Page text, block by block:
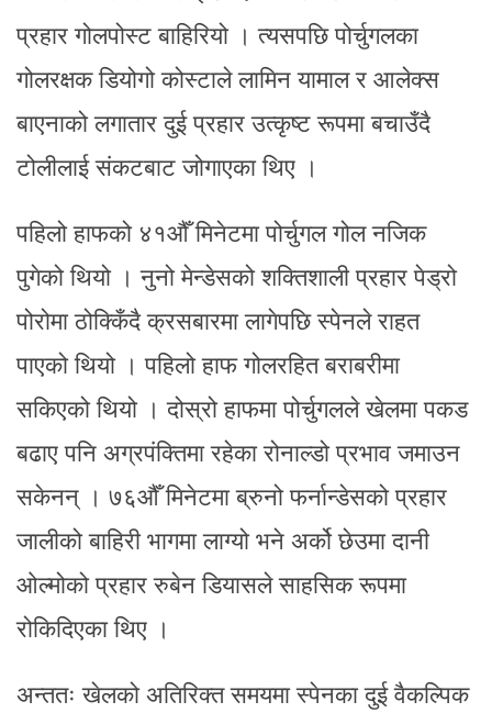
प्रहार गोलपोस्ट बाहिरियो । त्यसपछि पोर्चुगलका
गोलरक्षक डियोगो कोस्टाले लामिन यामाल र आलेक्स
बाएनाको लगातार दुई प्रहार उत्कृष्ट रूपमा बचाउँदै
टोलीलाई संकटबाट जोगाएका थिए ।
पहिलो हाफको ४१औँ मिनेटमा पोर्चुगल गोल नजिक
पुगेको थियो । नुनो मेन्डेसको शक्तिशाली प्रहार पेड्रो
पोरोमा ठोक्किँदै क्रसबारमा लागेपछि स्पेनले राहत
पाएको थियो । पहिलो हाफ गोलरहित बराबरीमा
सकिएको थियो । दोस्रो हाफमा पोर्चुगलले खेलमा पकड
बढाए पनि अग्रपंक्तिमा रहेका रोनाल्डो प्रभाव जमाउन
सकेनन् । ७६औँ मिनेटमा ब्रुनो फर्नान्डेसको प्रहार
जालीको बाहिरी भागमा लाग्यो भने अर्को छेउमा दानी
ओल्मोको प्रहार रुबेन डियासले साहसिक रूपमा
रोकिदिएका थिए ।
अन्ततः खेलको अतिरिक्त समयमा स्पेनका दुई वैकल्पिक